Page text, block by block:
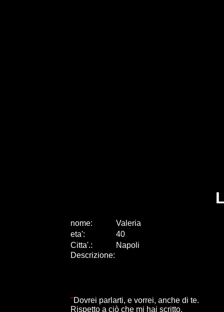
nome:
Valeria
eta':
40
Citta'.:
Napoli
Descrizione:
"Dovrei parlarti, e vorrei, anche di te.
Rispetto a ciò che mi hai scritto.